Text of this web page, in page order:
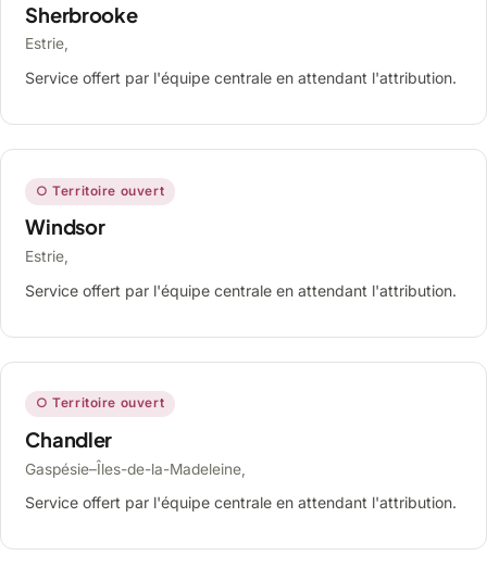
Sherbrooke
Estrie,
Service offert par l'équipe centrale en attendant l'attribution.
○ Territoire ouvert
Windsor
Estrie,
Service offert par l'équipe centrale en attendant l'attribution.
○ Territoire ouvert
Chandler
Gaspésie–Îles-de-la-Madeleine,
Service offert par l'équipe centrale en attendant l'attribution.